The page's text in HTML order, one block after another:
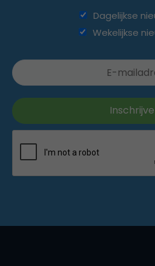
Dagelijkse
Wekelijkse